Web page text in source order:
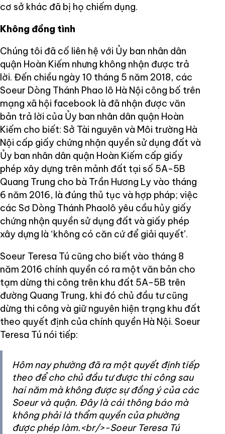
cơ sở khác đã bị họ chiếm dụng.
Không đồng tình
Chúng tôi đã cố liên hệ với Ủy ban nhân dân
quận Hoàn Kiếm nhưng không nhận được trả
lời. Đến chiều ngày 10 tháng 5 năm 2018, các
Soeur Dòng Thánh Phao lô Hà Nội công bố trên
mạng xã hội facebook là đã nhận được văn
bản trả lời của Ủy ban nhân dân quận Hoàn
Kiếm cho biết: Sở Tài nguyên và Môi trường Hà
Nội cấp giấy chứng nhận quyền sử dụng đất và
Ủy ban nhân dân quận Hoàn Kiếm cấp giấy
phép xây dựng trên mảnh đất tại số 5A-5B
Quang Trung cho bà Trần Hương Ly vào tháng
6 năm 2016, là đúng thủ tục và hợp pháp; việc
các Sơ Dòng Thánh Phaolô yêu cầu hủy giấy
chứng nhận quyền sử dụng đất và giấy phép
xây dựng là ‘không có căn cứ để giải quyết’.
Soeur Teresa Tú cũng cho biết vào tháng 8
năm 2016 chính quyền có ra một văn bản cho
tạm dừng thi công trên khu đất 5A-5B trên
đường Quang Trung, khi đó chủ đầu tư cũng
dừng thi công và giữ nguyên hiện trạng khu đất
theo quyết định của chính quyền Hà Nội. Soeur
Teresa Tú nói tiếp:
Hôm nay phường đã ra một quyết định tiếp
theo để cho chủ đầu tư được thi công sau
hai năm mà không được sự đồng ý của các
Soeur và quận. Đây là cái thông báo mà
không phải là thẩm quyền của phường
được phép làm.<br/>-Soeur Teresa Tú